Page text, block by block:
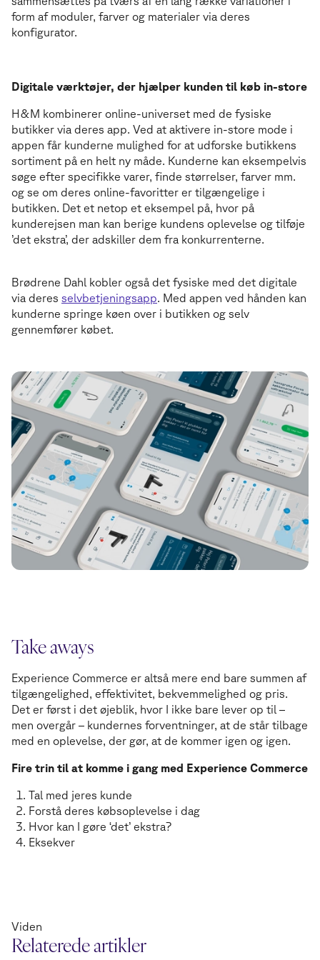
form af moduler, farver og materialer via deres
konfigurator.
Digitale værktøjer, der hjælper kunden til køb in-store
H&M kombinerer online-universet med de fysiske
butikker via deres app. Ved at aktivere in-store mode i
appen får kunderne mulighed for at udforske butikkens
sortiment på en helt ny måde. Kunderne kan eksempelvis
søge efter specifikke varer, finde størrelser, farver mm.
og se om deres online-favoritter er tilgængelige i
butikken. Det et netop et eksempel på, hvor på
kunderejsen man kan berige kundens oplevelse og tilføje
’det ekstra’, der adskiller dem fra konkurrenterne.
Brødrene Dahl kobler også det fysiske med det digitale
via deres selvbetjeningsapp. Med appen ved hånden kan
kunderne springe køen over i butikken og selv
gennemfører købet.
Take aways
Experience Commerce er altså mere end bare summen af
tilgængelighed, effektivitet, bekvemmelighed og pris.
Det er først i det øjeblik, hvor I ikke bare lever op til –
men overgår – kundernes forventninger, at de står tilbage
med en oplevelse, der gør, at de kommer igen og igen.
Fire trin til at komme i gang med Experience Commerce
Tal med jeres kunde
Forstå deres købsoplevelse i dag
Hvor kan I gøre ‘det’ ekstra?
Eksekver
Viden
Relaterede artikler